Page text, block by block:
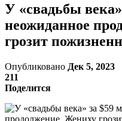
У «свадьбы
неожиданное
грозит
Опубликовано Дек 5, 2023
211
Поделится